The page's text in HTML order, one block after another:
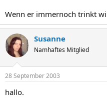
Wenn er immernoch trinkt
Susanne
Namhaftes Mitglied
28 September 2003
hallo.